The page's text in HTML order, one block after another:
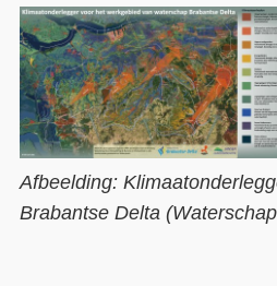
Afbeelding:
Brabantse Delta